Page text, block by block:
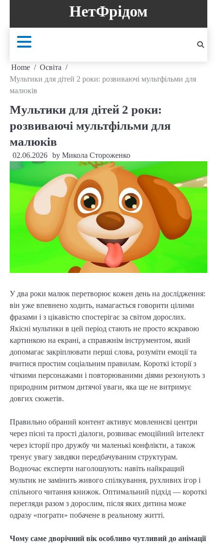
content
НетФрідом
Home
Освіта
Мультики для дітей 2 роки: розвиваючі мультфільми для
малюків
Мультики для дітей 2 роки:
розвиваючі мультфільми для
малюків
02.06.2026 by Микола Стороженко
У два роки малюк перетворює кожен день на дослідження:
він уже впевнено ходить, намагається говорити цілими
фразами і з цікавістю спостерігає за світом дорослих.
Якісні мультики в цей період стають не просто яскравою
картинкою на екрані, а справжнім інструментом, який
допомагає закріплювати перші слова, розуміти емоції та
вчитися простим соціальним правилам. Короткі історії з
чіткими персонажами і повторюваними діями резонують з
природним ритмом дитячої уваги, яка ще не витримує
довгих сюжетів.
Правильно обраний контент активує мовленнєві центри
через пісні та прості діалоги, розвиває емоційний інтелект
через історії про дружбу чи маленькі конфлікти, а також
тренує увагу завдяки передбачуваним структурам.
Водночас експерти наголошують: навіть найкращий
мультик не замінить живого спілкування, рухливих ігор і
спільного читання книжок. Оптимальний підхід — короткі
перегляди разом з дорослим, після яких дитина може
одразу «пограти» побачене в реальному житті.
Чому саме дворічний вік особливо чутливий до анімації